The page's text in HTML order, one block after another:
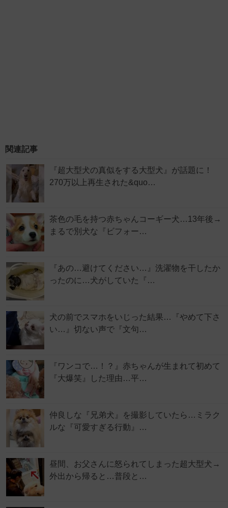
関連記事
『超大型犬の真似をする大型犬』が話題に！
270万以上再生された&quo…
茶色の毛を持つ赤ちゃんコーギー犬…13年後→
まるで別犬な『ビフォー…
『あの…避けてください…』洗濯物を干したか
ったのに…犬がしていた『…
犬の前でスマホをいじった結果…『やめて下さ
い…』切ない声で『文句…
『ワンコで…！？』赤ちゃんが生まれて初めて
『大爆笑』した理由…平…
仲良しな『兄弟犬』を撮影していたら…ミラク
ルな『可愛すぎる行動』…
昼間、お父さんに怒られてしまった超大型犬→
外出から帰ると…普段と…